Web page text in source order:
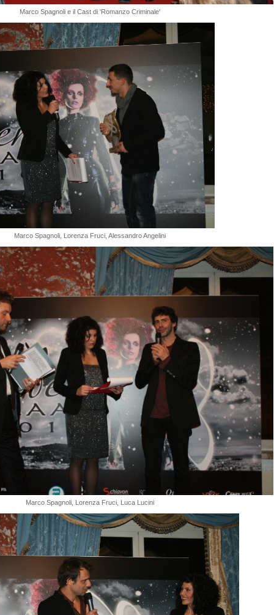
Marco Spagnoli e il Cast di 'Romanzo Criminale'
Marco Spagnoli, Lorenza Fruci, Alessandro Angelini
Marco Spagnoli, Lorenza Fruci, Luca Lucini